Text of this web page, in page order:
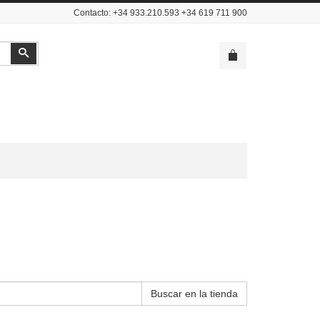
Contacto: +34 933.210.593 +34 619 711 900
Buscar
Buscar en la tienda